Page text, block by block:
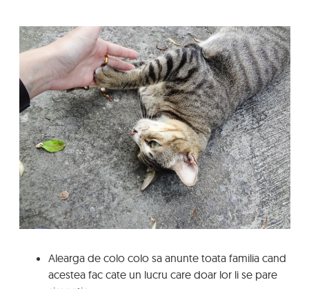
Alearga de colo colo sa anunte toata familia cand
acestea fac cate un lucru care doar lor li se pare